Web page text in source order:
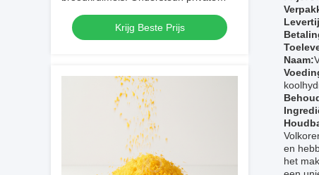
label en maatmaten.
Krijg Beste Prijs
Naam:
en
het